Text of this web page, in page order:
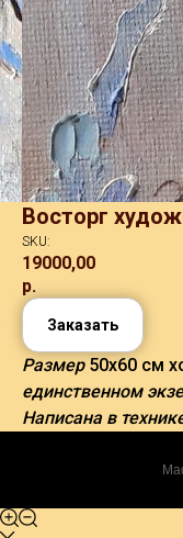
Восторг
SKU:
19000,00
р.
Заказать
Размер 50х60 см
единственном
Написана в